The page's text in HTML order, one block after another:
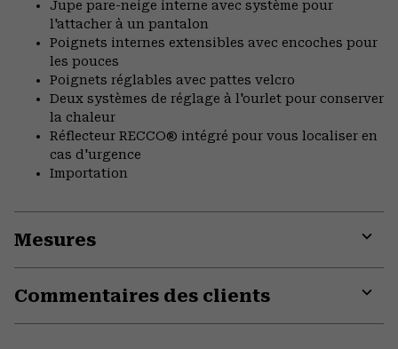
Jupe pare-neige interne avec système pour
l'attacher à un pantalon
Poignets internes extensibles avec encoches pour
les pouces
Poignets réglables avec pattes velcro
Deux systèmes de réglage à l'ourlet pour conserver
la chaleur
Réflecteur RECCO® intégré pour vous localiser en
cas d'urgence
Importation
Mesures
Commentaires des clients